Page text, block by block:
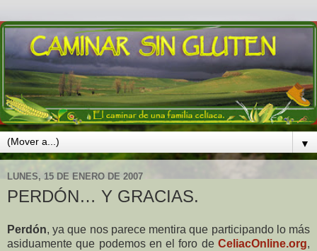
▼
LUNES, 15 DE ENERO DE 2007
PERDÓN… Y GRACIAS.
Perdón, ya que nos parece mentira que participando lo más
asiduamente que podemos en el foro de CeliacOnline.org,